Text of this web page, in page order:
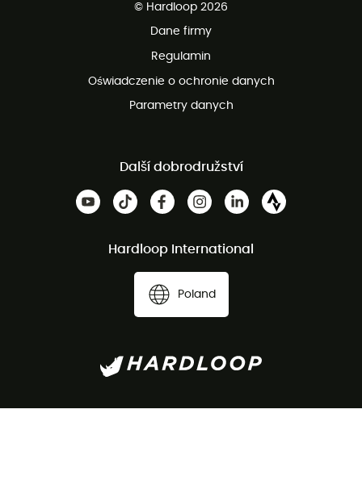
100 dni na bezpłatny zwrot
© Hardloop 2026
Dane firmy
Regulamin
Oświadczenie o ochronie danych
Parametry danych
Další dobrodružství
Hardloop International
Poland